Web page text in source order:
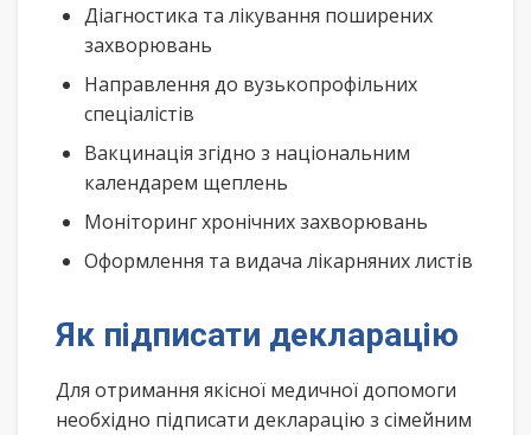
Діагностика та лікування поширених
захворювань
Направлення до вузькопрофільних
спеціалістів
Вакцинація згідно з національним
календарем щеплень
Моніторинг хронічних захворювань
Оформлення та видача лікарняних листів
Як підписати декларацію
Для отримання якісної медичної допомоги
необхідно підписати декларацію з сімейним